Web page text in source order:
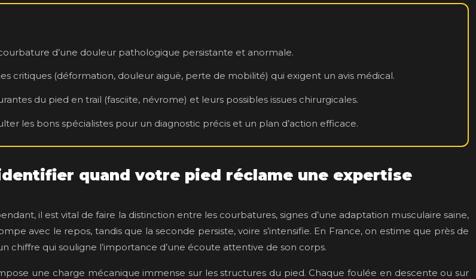
d’une douleur pathologique persistante et anormale.
critiques (déformation, douleur aiguë, perte de mobilité) qui exigent un avis médical.
du pied en trail (fasciite, névrome) et leurs possibles issues chirurgicales.
les bons spécialistes pour un diagnostic précis et un plan d’action efficace.
quand votre pied réclame une expertise
il est vital de faire la distinction entre les courbatures, signes d’une adaptation musculaire saine,
avec le repos, tandis que la seconde persiste, voire s’intensifie. En France, on estime que près de
chiffre qui souligne l’importance d’une écoute attentive de son corps.
une charge mécanique immense sur les structures du pied. Chaque foulée en descente ou sur